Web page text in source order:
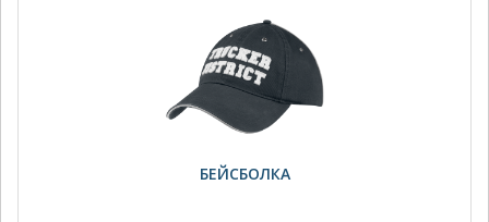
БЕЙСБОЛКА